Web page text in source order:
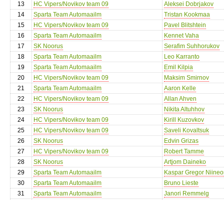
13
HC Vipers/Novikov team 09
Aleksei Dobrjakov
14
Sparta Team Automaailm
Tristan Kookmaa
15
HC Vipers/Novikov team 09
Pavel Blitshtein
16
Sparta Team Automaailm
Kennet Vaha
17
SK Noorus
Serafim Suhhorukov
18
Sparta Team Automaailm
Leo Karranto
19
Sparta Team Automaailm
Emil Kilpia
20
HC Vipers/Novikov team 09
Maksim Smirnov
21
Sparta Team Automaailm
Aaron Kelle
22
HC Vipers/Novikov team 09
Allan Ahven
23
SK Noorus
Nikita Altuhhov
24
HC Vipers/Novikov team 09
Kirill Kuzovkov
25
HC Vipers/Novikov team 09
Saveli Kovaltsuk
26
SK Noorus
Edvin Grizas
27
HC Vipers/Novikov team 09
Robert Tamme
28
SK Noorus
Artjom Daineko
29
Sparta Team Automaailm
Kaspar Gregor
30
Sparta Team Automaailm
Bruno Lieste
31
Sparta Team Automaailm
Janori Remmelg